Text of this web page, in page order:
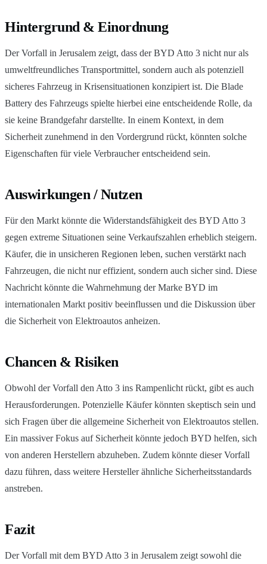
Hintergrund & Einordnung
Der Vorfall in Jerusalem zeigt, dass der BYD Atto 3 nicht nur als
umweltfreundliches Transportmittel, sondern auch als potenziell
sicheres Fahrzeug in Krisensituationen konzipiert ist. Die Blade
Battery des Fahrzeugs spielte hierbei eine entscheidende Rolle, da
sie keine Brandgefahr darstellte. In einem Kontext, in dem
Sicherheit zunehmend in den Vordergrund rückt, könnten solche
Eigenschaften für viele Verbraucher entscheidend sein.
Auswirkungen / Nutzen
Für den Markt könnte die Widerstandsfähigkeit des BYD Atto 3
gegen extreme Situationen seine Verkaufszahlen erheblich steigern.
Käufer, die in unsicheren Regionen leben, suchen verstärkt nach
Fahrzeugen, die nicht nur effizient, sondern auch sicher sind. Diese
Nachricht könnte die Wahrnehmung der Marke BYD im
internationalen Markt positiv beeinflussen und die Diskussion über
die Sicherheit von Elektroautos anheizen.
Chancen & Risiken
Obwohl der Vorfall den Atto 3 ins Rampenlicht rückt, gibt es auch
Herausforderungen. Potenzielle Käufer könnten skeptisch sein und
sich Fragen über die allgemeine Sicherheit von Elektroautos stellen.
Ein massiver Fokus auf Sicherheit könnte jedoch BYD helfen, sich
von anderen Herstellern abzuheben. Zudem könnte dieser Vorfall
dazu führen, dass weitere Hersteller ähnliche Sicherheitsstandards
anstreben.
Fazit
Der Vorfall mit dem BYD Atto 3 in Jerusalem zeigt sowohl die